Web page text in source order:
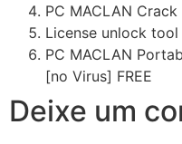
PC MACLAN
License unlock
PC MACLAN
[no Virus] FREE
Deixe um